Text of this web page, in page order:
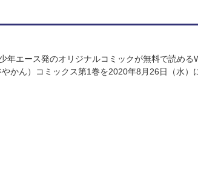
エース発のオリジナルコミックが無料で読める
かん）コミックス第1巻を2020年8月26日（水）